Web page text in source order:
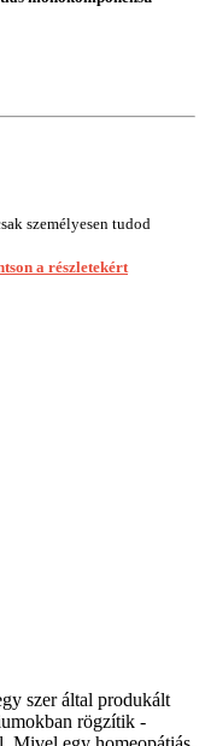
személyesen tudod
a részletekért
szer által produkált
rögzítik -